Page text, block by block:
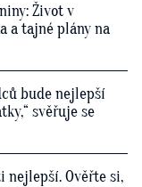
Život v
a tajné plány na
bude nejlepší
svěřuje se
nejlepší. Ověřte si,